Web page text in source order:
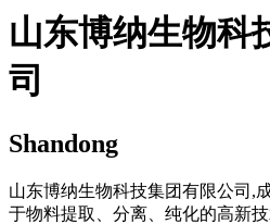
山东博纳生物科
司
Shandong
山东博纳生物科技集团有限公司,
于物料提取、分离、纯化的高新